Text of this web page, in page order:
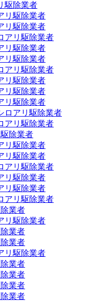
駆除業者
リ駆除業者
リ駆除業者
アリ駆除業者
リ駆除業者
リ駆除業者
アリ駆除業者
リ駆除業者
リ駆除業者
リ駆除業者
ロアリ駆除業者
アリ駆除業者
除業者
リ駆除業者
リ駆除業者
アリ駆除業者
リ駆除業者
リ駆除業者
アリ駆除業者
業者
リ駆除業者
業者
業者
リ駆除業者
業者
業者
業者
業者